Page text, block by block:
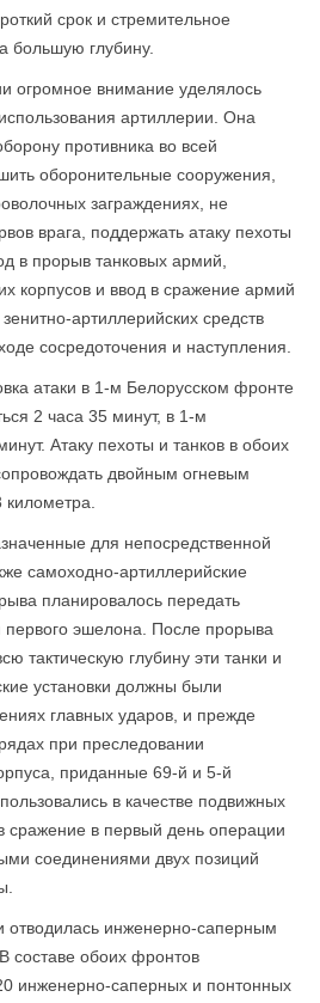
срок и стремительное
большую глубину.
огромное внимание уделялось
артиллерии. Она
противника во всей
оборонительные сооружения,
заграждениях, не
врага, поддержать атаку пехоты
в прорыв танковых армий,
корпусов и ввод в сражение армий
артиллерийских средств
сосредоточения и наступления.
атаки в 1-м Белорусском фронте
2 часа 35 минут, в 1-м
Атаку пехоты и танков в обоих
двойным огневым
для непосредственной
самоходно-артиллерийские
планировалось передать
эшелона. После прорыва
тактическую глубину эти танки и
установки должны были
главных ударов, и прежде
при преследовании
приданные 69-й и 5-й
в качестве подвижных
сражение в первый день операции
соедине­ниями двух позиций
отводилась инженерно-саперным
составе обоих фронтов
инженерно-саперных и понтонных